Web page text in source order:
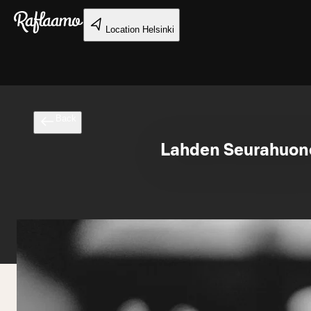
Skip to main content
Location Helsinki
Lahden